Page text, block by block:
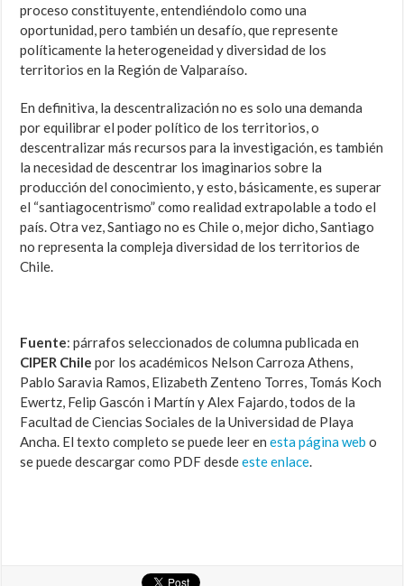
proceso constituyente, entendiéndolo como una
oportunidad, pero también un desafío, que represente
políticamente la heterogeneidad y diversidad de los
territorios en la Región de Valparaíso.
En definitiva, la descentralización no es solo una demanda
por equilibrar el poder político de los territorios, o
descentralizar más recursos para la investigación, es también
la necesidad de descentrar los imaginarios sobre la
producción del conocimiento, y esto, básicamente, es superar
el “santiagocentrismo” como realidad extrapolable a todo el
país. Otra vez, Santiago no es Chile o, mejor dicho, Santiago
no representa la compleja diversidad de los territorios de
Chile.
Fuente: párrafos seleccionados de columna publicada en
CIPER Chile por los académicos Nelson Carroza Athens,
Pablo Saravia Ramos, Elizabeth Zenteno Torres, Tomás Koch
Ewertz, Felip Gascón i Martín y Alex Fajardo, todos de la
Facultad de Ciencias Sociales de la Universidad de Playa
Ancha. El texto completo se puede leer enesta página web o
se puede descargar como PDF desdeeste enlace.